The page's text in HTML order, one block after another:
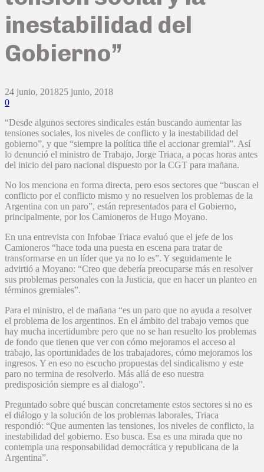
inestabilidad del
Gobierno”
24 junio, 201825 junio, 2018
0
“Desde algunos sectores sindicales están buscando aumentar las
tensiones sociales, los niveles de conflicto y la inestabilidad del
gobierno”, y que “siempre la política tiñe el accionar gremial”. Así
lo denunció el ministro de Trabajo, Jorge Triaca, a pocas horas antes
del inicio del paro nacional dispuesto por la CGT para mañana.
No los menciona en forma directa, pero esos sectores que “buscan el
conflicto por el conflicto mismo y no resuelven los problemas de la
Argentina con un paro”, están representados para el Gobierno,
principalmente, por los Camioneros de Hugo Moyano.
En una entrevista con Infobae Triaca evaluó que el jefe de los
Camioneros “hace toda una puesta en escena para tratar de
transformarse en un líder que ya no lo es”. Y seguidamente le
advirtió a Moyano: “Creo que debería preocuparse más en resolver
sus problemas personales con la Justicia, que en hacer un planteo en
términos gremiales”.
Para el ministro, el de mañana “es un paro que no ayuda a resolver
el problema de los argentinos. En el ámbito del trabajo vemos que
hay mucha incertidumbre pero que no se han resuelto los problemas
de fondo que tienen que ver con cómo mejoramos el acceso al
trabajo, las oportunidades de los trabajadores, cómo mejoramos los
ingresos. Y en eso no escucho propuestas del sindicalismo y este
paro no termina de resolverlo. Más allá de eso nuestra
predisposición siempre es al dialogo”.
Preguntado sobre qué buscan concretamente estos sectores si no es
el diálogo y la solución de los problemas laborales, Triaca
respondió: “Que aumenten las tensiones, los niveles de conflicto, la
inestabilidad del gobierno. Eso busca. Esa es una mirada que no
contempla una responsabilidad democrática y republicana de la
Argentina”.